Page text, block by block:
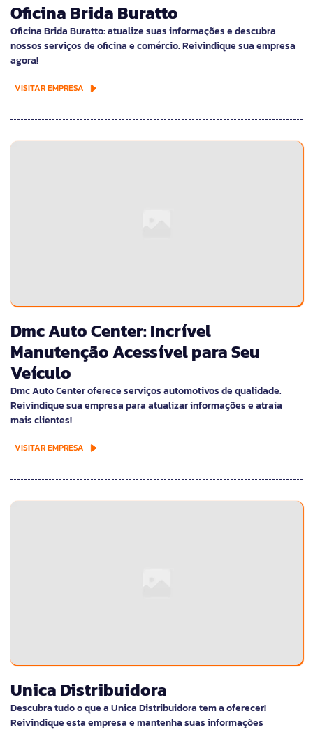
Oficina Brida Buratto
Oficina Brida Buratto: atualize suas informações e descubra
nossos serviços de oficina e comércio. Reivindique sua empresa
agora!
VISITAR EMPRESA
Dmc Auto Center: Incrível
Manutenção Acessível para Seu
Veículo
Dmc Auto Center oferece serviços automotivos de qualidade.
Reivindique sua empresa para atualizar informações e atraia
mais clientes!
VISITAR EMPRESA
Unica Distribuidora
Descubra tudo o que a Unica Distribuidora tem a oferecer!
Reivindique esta empresa e mantenha suas informações